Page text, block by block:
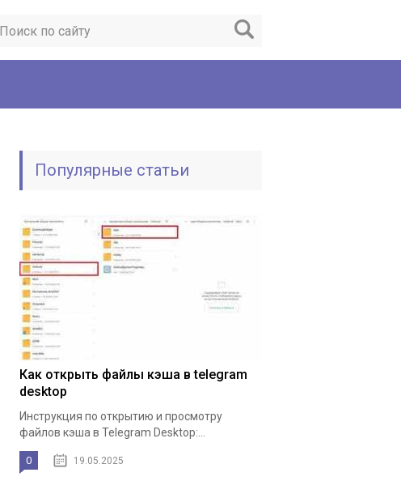
Популярные статьи
Как открыть файлы кэша в telegram
desktop
Инструкция по открытию и просмотру
файлов кэша в Telegram Desktop:...
0 19.05.2025